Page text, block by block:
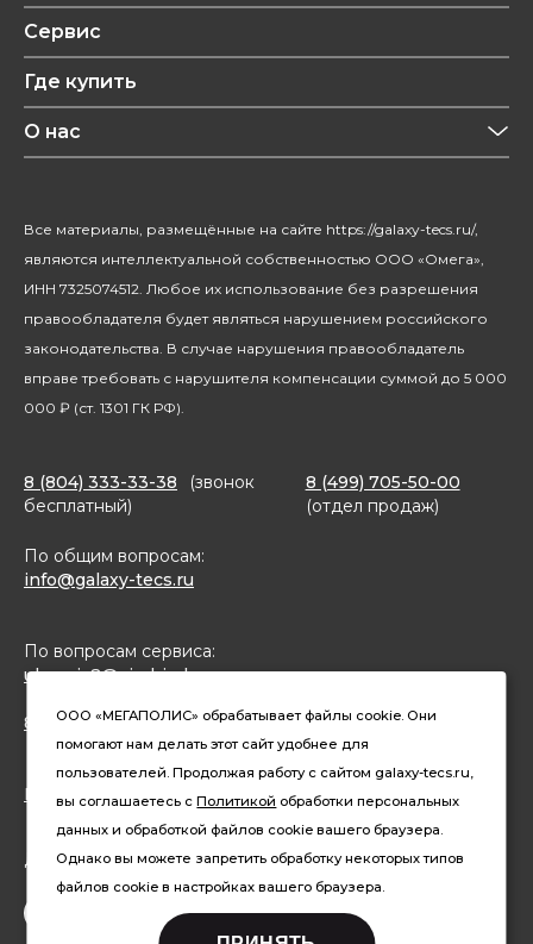
Техника для кухни
Уход за волосами
Красота и здоровье
Уход за домом
Посуда
Обзоры
Рецепты
Сервис
Где купить
О нас
Благотворительность
Все материалы, размещённые на сайте https://galaxy-tecs.ru/,
являются интеллектуальной собственностью ООО «Омега»,
ИНН 7325074512. Любое их использование без разрешения
правообладателя будет являться нарушением российского
законодательства. В случае нарушения правообладатель
вправе требовать с нарушителя компенсации суммой до 5 000
000 ₽ (ст. 1301 ГК РФ).
8 (804) 333-33-38
(звонок
бесплатный)
8 (499) 705-50-00
(отдел продаж)
По общим вопросам:
info@galaxy-tecs.ru
По вопросам сервиса:
ulservis2@simbirsk-crown.ru
8(962)633-02-15 (чат в MAX)
Конфиденциальность
Давайте дружить
ООО «МЕГАПОЛИС» обрабатывает файлы cookie. Они
помогают нам делать этот сайт удобнее для
пользователей. Продолжая работу с сайтом galaxy-tecs.ru,
вы соглашаетесь сПолитикой обработки персональных
данных и обработкой файлов cookie вашего браузера.
Однако вы можете запретить обработку некоторых типов
файлов cookie в настройках вашего браузера.